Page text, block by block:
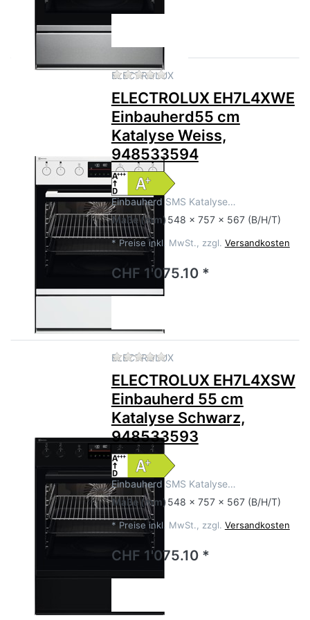
ELECTROLUXZu diesem Produkt liegen
ELECTROLUX EH7L4XWE
Einbauherd55 cm
Katalyse Weiss,
948533594
Einbauherd SMS Katalyse…
Maße(mm) 548 x 757 x 567 (B/H/T)
* Preise inkl. MwSt., zzgl. Versandkosten
CHF 1'075.10 *
ELECTROLUXZu diesem Produkt liegen
ELECTROLUX EH7L4XSW
Einbauherd 55 cm
Katalyse Schwarz,
948533593
Einbauherd SMS Katalyse…
Maße(mm) 548 x 757 x 567 (B/H/T)
* Preise inkl. MwSt., zzgl. Versandkosten
CHF 1'075.10 *